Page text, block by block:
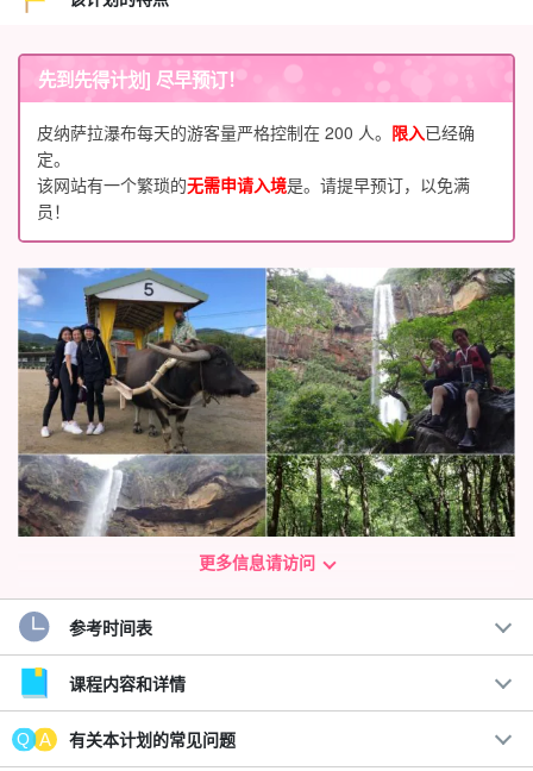
先到先得计划] 尽早预订！
皮纳萨拉瀑布每天的游客量严格控制在 200 人。 限入已经确
定。
该网站有一个繁琐的无需申请入境是。请提早预订，以免满
员！
在一天内奢华地游览西表岛最著名的两个景点！
壮观的风景☆皮纳萨拉瀑布和由布岛观光路线
这条非常受欢迎的路线结合了由布岛观光和冲绳最大的瀑布（落差
更多信息请访问
参考时间表
课程内容和详情
有关本计划的常见问题